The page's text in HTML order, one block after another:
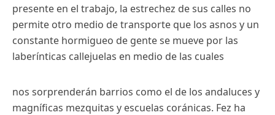
presente en el trabajo, la estrechez de sus calles no
permite otro medio de transporte que los asnos y un
constante hormigueo de gente se mueve por las
laberínticas callejuelas en medio de las cuales
nos sorprenderán barrios como el de los andaluces y
magníficas mezquitas y escuelas coránicas. Fez ha